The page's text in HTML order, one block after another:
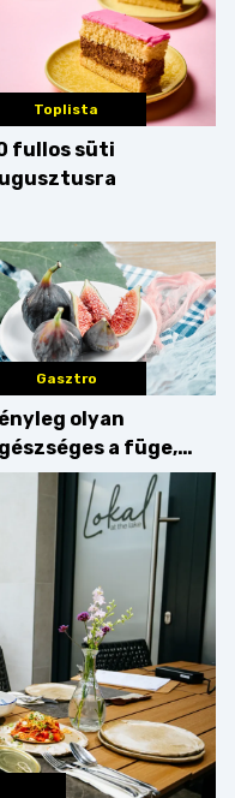
Toplista
fullos süti
Gasztro
olyan
a füge,
amilyennek